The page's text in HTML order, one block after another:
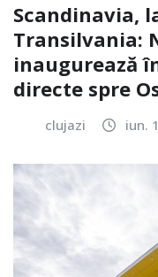
Scandinavia,
Transilvania:
inaugurează
directe spre
clujazi iun.